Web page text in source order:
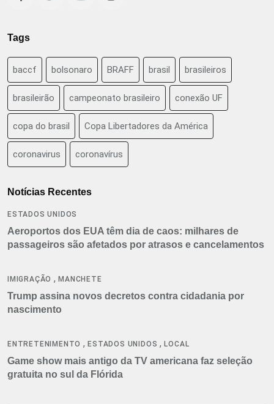
Tags
baccf bolsonaro BRAFF brasil brasileiros
brasileirão campeonato brasileiro conexão UF
copa do brasil Copa Libertadores da América
coronavirus coronavírus
Notícias Recentes
ESTADOS UNIDOS
Aeroportos dos EUA têm dia de caos: milhares de
passageiros são afetados por atrasos e cancelamentos
IMIGRAÇÃO ,MANCHETE
Trump assina novos decretos contra cidadania por
nascimento
ENTRETENIMENTO ,ESTADOS UNIDOS ,LOCAL
Game show mais antigo da TV americana faz seleção
gratuita no sul da Flórida